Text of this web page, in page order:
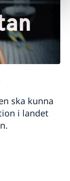
ska kunna
i landet